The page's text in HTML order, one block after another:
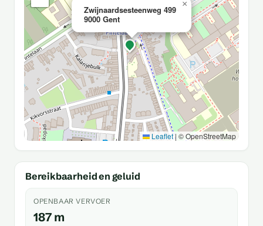
Zwijnaardsesteenweg 499
9000 Gent
×
Leaflet| © OpenStreetMap
Bereikbaarheid en geluid
OPENBAAR VERVOER
187 m